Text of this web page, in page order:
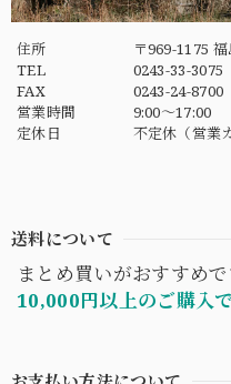
住所
〒969-1175
TEL
0243-33-3075
FAX
0243-24-8700
営業時間
9:00〜17:00
定休日
不定休（営業
送料について
まとめ買いがおすすめで
10,000円以上のご購入